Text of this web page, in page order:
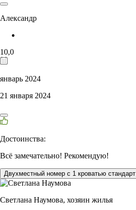
Александр
10,0
январь 2024
21 января 2024
Достоинства:
Всё замечательно! Рекомендую!
Двухместный номер с 1 кроватью стандарт
Светлана Наумова, хозяин жилья